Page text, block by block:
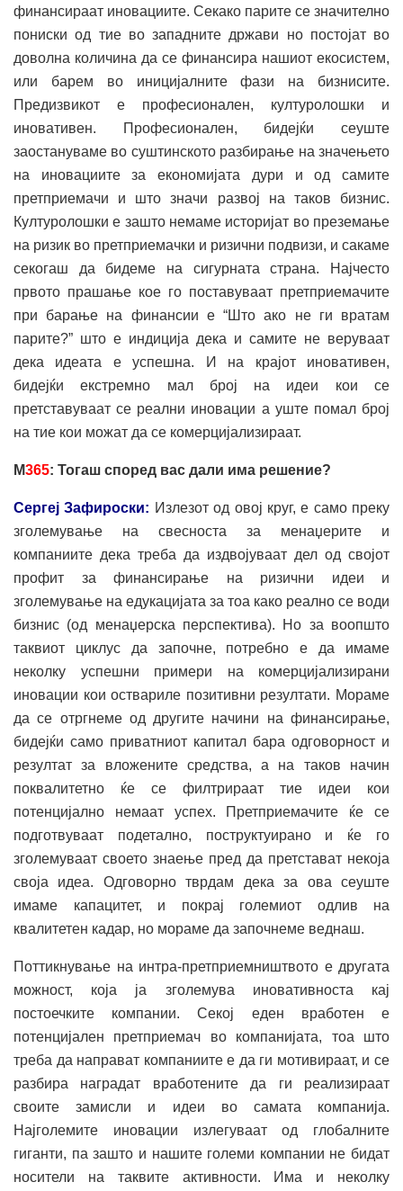
финансираат иновациите. Секако парите се значително
пониски од тие во западните држави но постојат во
доволна количина да се финансира нашиот екосистем,
или барем во иницијалните фази на бизнисите.
Предизвикот е професионален, културолошки и
иновативен. Професионален, бидејќи сеуште
заостануваме во суштинското разбирање на значењето
на иновациите за економијата дури и од самите
претприемачи и што значи развој на таков бизнис.
Културолошки е зашто немаме историјат во преземање
на ризик во претприемачки и ризични подвизи, и сакаме
секогаш да бидеме на сигурната страна. Најчесто
првото прашање кое го поставуваат претприемачите
при барање на финансии е “Што ако не ги вратам
парите?” што е индиција дека и самите не веруваат
дека идеата е успешна. И на крајот иновативен,
бидејќи екстремно мал број на идеи кои се
претставуваат се реални иновации а уште помал број
на тие кои можат да се комерцијализираат.
М365: Тогаш според вас дали има решение?
Сергеј Зафироски: Излезот од овој круг, е само преку
зголемување на свесноста за менаџерите и
компаниите дека треба да издвојуваат дел од својот
профит за финансирање на ризични идеи и
зголемување на едукацијата за тоа како реално се води
бизнис (од менаџерска перспектива). Но за воопшто
таквиот циклус да започне, потребно е да имаме
неколку успешни примери на комерцијализирани
иновации кои оствариле позитивни резултати. Мораме
да се отргнеме од другите начини на финансирање,
бидејќи само приватниот капитал бара одговорност и
резултат за вложените средства, а на таков начин
поквалитетно ќе се филтрираат тие идеи кои
потенцијално немаат успех. Претприемачите ќе се
подготвуваат подетално, поструктуирано и ќе го
зголемуваат своето знаење пред да претстават некоја
своја идеа. Одговорно тврдам дека за ова сеуште
имаме капацитет, и покрај големиот одлив на
квалитетен кадар, но мораме да започнеме веднаш.
Поттикнување на интра-претприемништвото е другата
можност, која ја зголемува иновативноста кај
постоечките компании. Секој еден вработен е
потенцијален претприемач во компанијата, тоа што
треба да направат компаниите е да ги мотивираат, и се
разбира наградат вработените да ги реализираат
своите замисли и идеи во самата компанија.
Најголемите иновации излегуваат од глобалните
гиганти, па зашто и нашите големи компании не бидат
носители на таквите активности. Има и неколку